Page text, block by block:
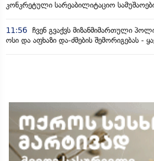
კონკრეტული სარეაბილიტაციო
11:56 ჩვენ გვაქვს მიზანმიმართული
ოსი და აფხაზი და-ძმების შემორიგებას -